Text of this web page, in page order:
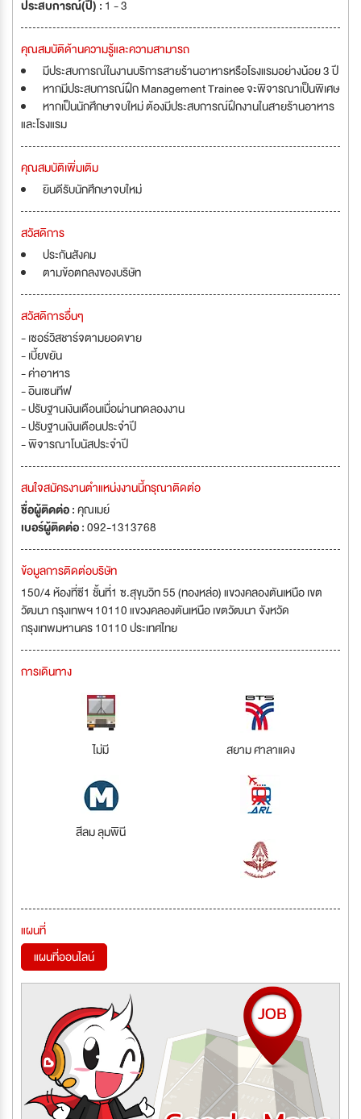
ประสบการณ์(ปี) : 1 - 3
คุณสมบัติด้านความรู้และความสามารถ
มีประสบการณ์ในงานบริการสายร้านอาหารหรือโรงแรมอย่างน้อย 3 ปี
หากมีประสบการณ์ฝึก Management Trainee จะพิจารณาเป็นพิเศษ
หากเป็นนักศึกษาจบใหม่ ต้องมีประสบการณ์ฝึกงานในสายร้านอาหาร
และโรงแรม
คุณสมบัติเพิ่มเติม
ยินดีรับนักศึกษาจบใหม่
สวัสดิการ
ประกันสังคม
ตามข้อตกลงของบริษัท
สวัสดิการอื่นๆ
- เซอร์วิสชาร์จตามยอดขาย
- เบี้ยขยัน
- ค่าอาหาร
- อินเซนทีฟ
- ปรับฐานเงินเดือนเมื่อผ่านทดลองงาน
- ปรับฐานเงินเดือนประจำปี
- พิจารณาโบนัสประจำปี
สนใจสมัครงานตำแหน่งงานนี้กรุณาติดต่อ
ชื่อผู้ติดต่อ :คุณเมย์
เบอร์ผู้ติดต่อ :092-1313768
ข้อมูลการติดต่อบริษัท
150/4 ห้องที่ซี1 ชั้นที่1 ซ.สุขุมวิท 55 (ทองหล่อ) แขวงคลองตันเหนือ เขต
วัฒนา กรุงเทพฯ 10110 แขวงคลองตันเหนือ เขตวัฒนา จังหวัด
กรุงเทพมหานคร 10110 ประเทศไทย
การเดินทาง
ไม่มี สยาม ศาลาแดง
สีลม ลุมพินี
แผนที่
แผนที่ออนไลน์